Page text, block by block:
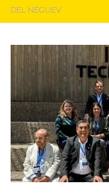
DEL NÉGUEV